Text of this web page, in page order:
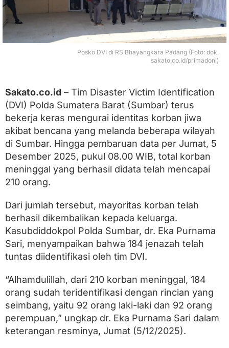
n
J
i
w
a
p
a
B
e
n
c
a
u
m
a
r
,
4
J
n
a
z
a
Posko DVI di RS Bhayangkara Padang (Foto: dok.
sakato.co.id/primadoni)
Sakato.co.id – Tim Disaster Victim Identification
(DVI) Polda Sumatera Barat (Sumbar) terus
bekerja keras mengurai identitas korban jiwa
akibat bencana yang melanda beberapa wilayah
di Sumbar. Hingga pembaruan data per Jumat, 5
Desember 2025, pukul 08.00 WIB, total korban
meninggal yang berhasil didata telah mencapai
210 orang.
Dari jumlah tersebut, mayoritas korban telah
berhasil dikembalikan kepada keluarga.
Kasubdiddokpol Polda Sumbar, dr. Eka Purnama
Sari, menyampaikan bahwa 184 jenazah telah
tuntas diidentifikasi oleh tim DVI.
“Alhamdulillah, dari 210 korban meninggal, 184
orang sudah teridentifikasi dengan rincian yang
seimbang, yaitu 92 orang laki-laki dan 92 orang
perempuan,” ungkap dr. Eka Purnama Sari dalam
keterangan resminya, Jumat (5/12/2025).